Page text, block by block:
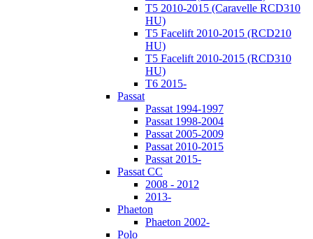
T5 2010-2015 (Caravelle RCD310
HU)
T5 Facelift 2010-2015 (RCD210
HU)
T5 Facelift 2010-2015 (RCD310
HU)
T6 2015-
Passat
Passat 1994-1997
Passat 1998-2004
Passat 2005-2009
Passat 2010-2015
Passat 2015-
Passat CC
2008 - 2012
2013-
Phaeton
Phaeton 2002-
Polo